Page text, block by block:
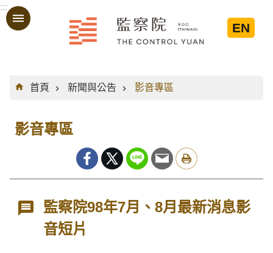
跳到主要內容區塊
:::
EN
:::
首頁
新聞與公告 影音專區
影音專區
監察院98年7月、8月最新消息影
音短片